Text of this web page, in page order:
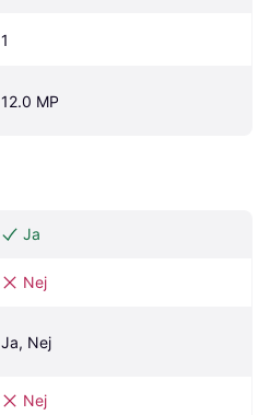
1
12.0 MP
Ja
Nej
Ja, Nej
Nej